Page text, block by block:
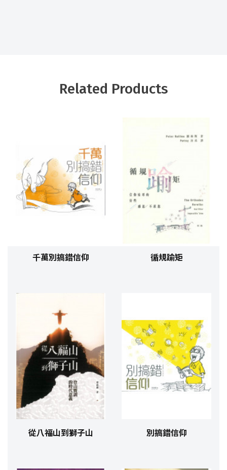
Related Products
千萬別搞錯信仰 循規踰矩
從八福山到獅子山 別搞錯信仰